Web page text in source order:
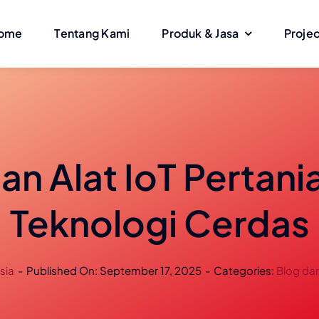
Tentang Kami Produk & Jasa
Alat IoT
Teknologi Cerdas
- Published On: September 17, 2025 - Categories: Blog